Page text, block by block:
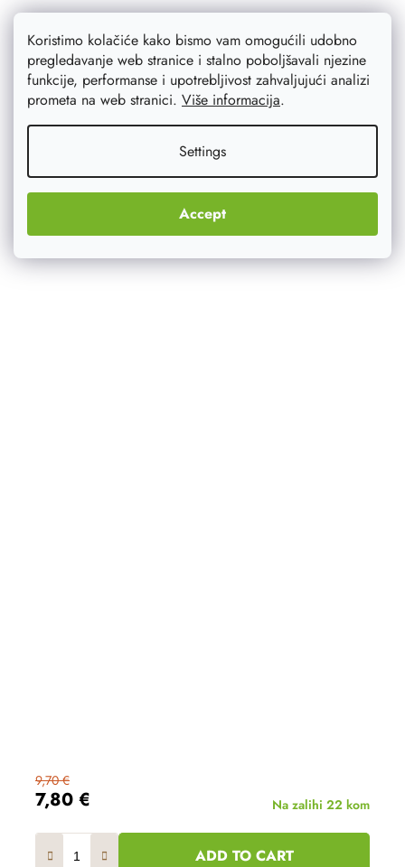
Koristimo kolačiće kako bismo vam omogućili udobno
pregledavanje web stranice i stalno poboljšavali njezine
funkcije, performanse i upotrebljivost zahvaljujući analizi
prometa na web stranici. Više informacija.
Settings
Accept
Drveni stalak za fotografije III
7,80 €
9,70 €
Na zalihi 22 kom
ADD TO CART
Drveni stalak u prirodnom drvu prikladan je, na primjer,
prekrasnog dizajna savršeno će se uklopiti u vaš dom.